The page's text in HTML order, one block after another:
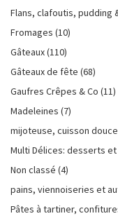
Flans, clafoutis, pudding
Fromages (10)
Gâteaux(110)
Gâteaux de fête (68)
Gaufres Crêpes & Co (11)
Madeleines (7)
mijoteuse, cuisson douce
Multi Délices: desserts
Non classé (4)
pains, viennoiseries et
Pâtes à tartiner,